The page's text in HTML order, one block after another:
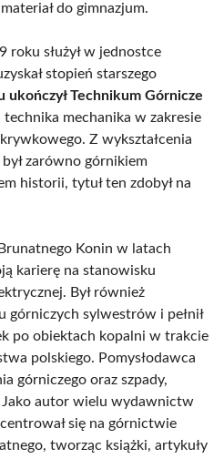
do gimnazjum.
roku służył w jednostce
stopień starszego
ukończył Technikum Górnicze
technika mechanika w zakresie
Z wykształcenia
zarówno górnikiem
historii, tytuł ten zdobył na
Konin w latach
karierę na stanowisku
Był również
górniczych sylwestrów i pełnił
po obiektach kopalni w trakcie
polskiego. Pomysłodawca
górniczego oraz szpady,
autor wielu wydawnictw
się na górnictwie
tworząc książki, artykuły